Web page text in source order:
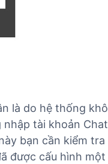
là do hệ thống
tài khoản Chat
bạn cần kiểm tra
được cấu hình một